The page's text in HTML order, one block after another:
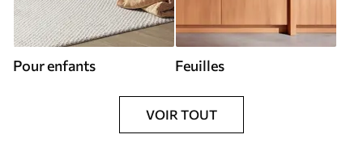
Pour enfants Feuilles
VOIR TOUT